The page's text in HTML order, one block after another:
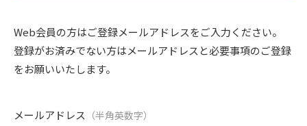
Web会員の方はご登録メールアドレスをご入力ください。
登録がお済みでない方はメールアドレスと必要事項のご登録
をお願いいたします。
メールアドレス （半角英数字）